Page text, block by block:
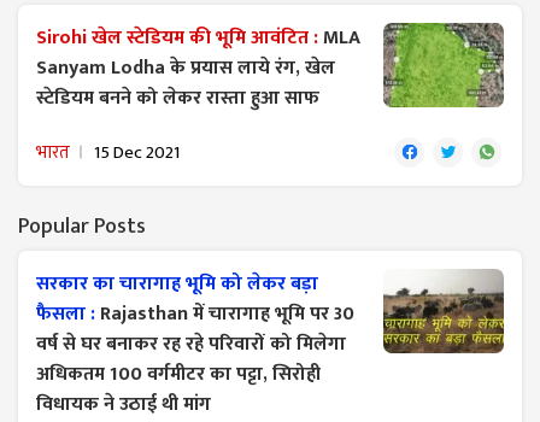
Sirohi खेल स्टेडियम की भूमि आवंटित :MLA
Sanyam Lodha के प्रयास लाये रंग, खेल
स्टेडियम बनने को लेकर रास्ता हुआ साफ
भारत 15 Dec 2021
Popular Posts
सरकार का चारागाह भूमि को लेकर बड़ा
फैसला :Rajasthan में चारागाह भूमि पर 30
वर्ष से घर बनाकर रह रहे परिवारों को मिलेगा
अधिकतम 100 वर्गमीटर का पट्टा, सिरोही
विधायक ने उठाई थी मांग